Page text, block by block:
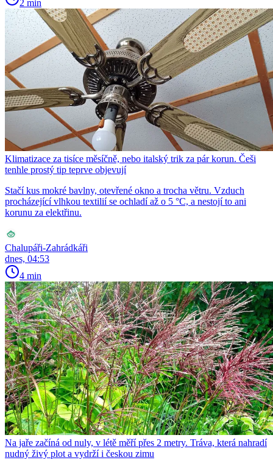
2 min
Klimatizace za tisíce měsíčně, nebo italský trik za pár korun. Češi
tenhle prostý tip teprve objevují
Stačí kus mokré bavlny, otevřené okno a trocha větru. Vzduch
procházející vlhkou textilií se ochladí až o 5 °C, a nestojí to ani
korunu za elektřinu.
Chalupáři-Zahrádkáři
dnes, 04:53
4 min
Na jaře začíná od nuly, v létě měří přes 2 metry. Tráva, která nahradí
nudný živý plot a vydrží i českou zimu